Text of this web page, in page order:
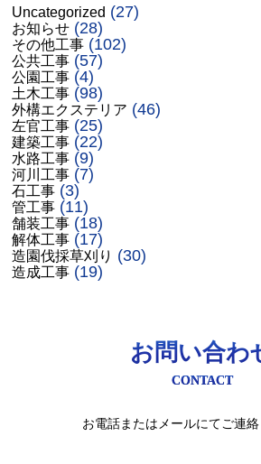
Uncategorized (27)
お知らせ (28)
その他工事 (102)
公共工事 (57)
公園工事 (4)
土木工事 (98)
外構エクステリア (46)
左官工事 (25)
建築工事 (22)
水路工事 (9)
河川工事 (7)
石工事 (3)
管工事 (11)
舗装工事 (18)
解体工事 (17)
造園伐採草刈り (30)
造成工事 (19)
お問い合わ
CONTACT
お電話またはメールにてご連絡